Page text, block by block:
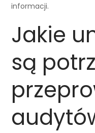
informacji.
Jakie
są